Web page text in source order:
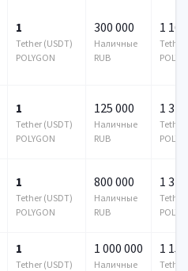
1
Tether (USDT)
POLYGON
300 000
Наличные
RUB
1
Tether
1
Tether (USDT)
POLYGON
125 000
Наличные
RUB
1
Tether
1
Tether (USDT)
POLYGON
800 000
Наличные
RUB
1
Tether
1
Tether (USDT)
1 000 000
Наличные
1
Tether